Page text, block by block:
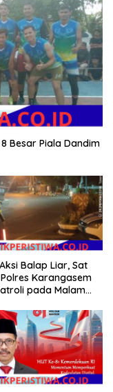
Besar Piala Dandim
Balap Liar, Sat
Karangasem
pada Malam